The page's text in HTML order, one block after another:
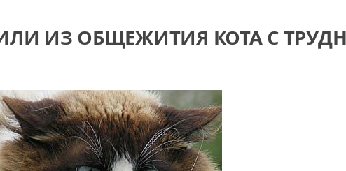
ИЗ ОБЩЕЖИТИЯ КОТА С